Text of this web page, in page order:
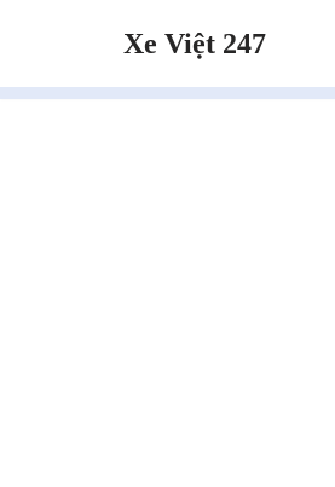
tới
Xe Việt 247